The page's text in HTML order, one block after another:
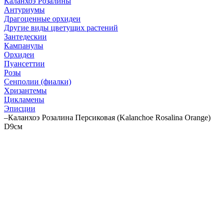
Антуриумы
Драгоценные орхидеи
Другие виды цветущих растений
Зантедескии
Кампанулы
Орхидеи
Пуансеттии
Розы
Сенполии (фиалки)
Хризантемы
Цикламены
Эписции
–Каланхоэ Розалина Персиковая (Kalanchoe Rosalina Orange)
D9см